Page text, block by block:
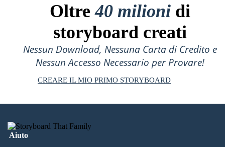
Oltre40 milioni di
storyboard creati
Nessun Download, Nessuna Carta di Credito e
Nessun Accesso Necessario per Provare!
CREARE IL MIO PRIMO STORYBOARD
Aiuto